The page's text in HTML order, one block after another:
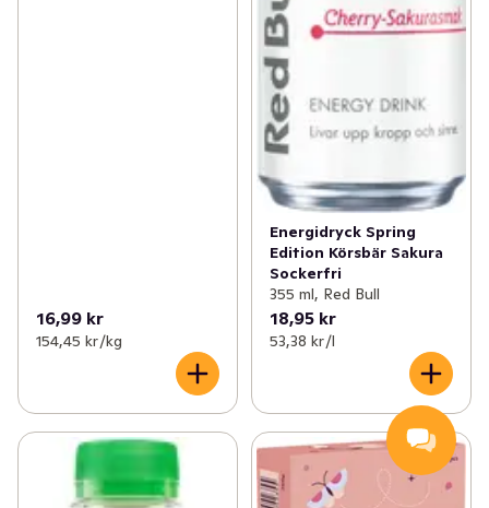
16,99 kr
154,45 kr /kg
Energidryck Spring
Edition Körsbär Sakura
Sockerfri
355 ml, Red Bull
18,95 kr
53,38 kr /l